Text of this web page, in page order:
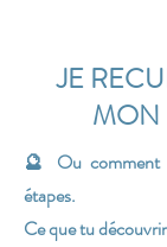
JE
MON
🔮 Ou
étapes.
Ce que tu